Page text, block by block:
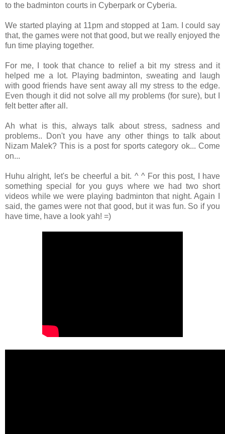
to the badminton courts in Cyberpark or Cyberia.
We started playing at 11pm and stopped at 1am. I could say
that, the games were not that good, but we really enjoyed the
fun time playing together.
For me, I took that chance to relief a bit my stress and it
helped me a lot. Playing badminton, sweating and laugh
with good friends have sent away all my stress to the edge.
Even though it did not solve all my problems (for sure), but I
felt better after all.
Ah what is this, always talk about stress, sadness and
problems.. Don't you have any other things to talk about
Nizam Malek? This is a post for sports category ok... Come
on...
Huhu alright, let's be cheerful a bit. ^ ^ For this post, I have
something special for you guys where we had two short
videos while we were playing badminton that night. Again I
said, the games were not that good, but it was fun. So if you
have time, have a look yah! =)